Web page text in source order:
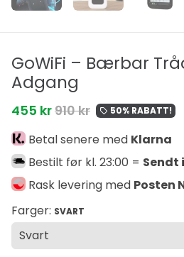
GoWiFi – Bærbar
Adgang
455 kr910 kr local_offer 50% RABATT!
Betal senere med Klarna
Bestilt før kl. 23:00 = Sendt
Rask levering med Posten
Farger: SVART